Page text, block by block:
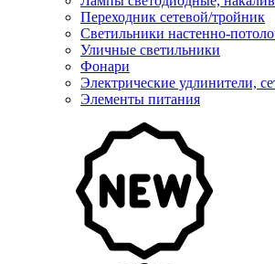
Переходник сетевой/тройник
Светильники настенно-
Уличные светильники
Фонари
Электрические удлинители,
Элементы питания